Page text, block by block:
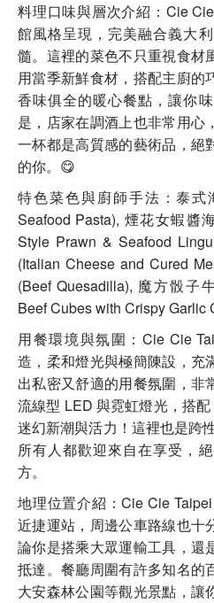
料理口味與層次介紹：Cie
館風格呈現，完美融合義大
髓。這裡的菜色不只重視食材
用當季新鮮食材，搭配主廚的
香味俱全的暖心餐點，讓你
是，店家在調酒上也非常用心
一杯都是高質感的藝術品，絕
的你。😋
特色菜色與廚師手法：泰式
Seafood Pasta), 煙花女蝦醬
Style Prawn & Seafood
(Italian Cheese and Cured
(Beef Quesadilla), 魔方骰子
Beef Cubes with Crispy Garlic
用餐環境與氛圍：Cie Cie
造，柔和燈光與極簡陳設，充
出私密又舒適的用餐氛圍，非
流線型 LED 與霓虹燈光，搭
迷幻新潮與活力！這裡也是跨
所有人都歡迎來自在享受，
方。
地理位置介紹：Cie Cie
近捷運站，周邊公車路線也十
論你是搭乘大眾運輸工具，還
抵達。餐廳周圍有許多知名的
大安森林公園等觀光景點，讓